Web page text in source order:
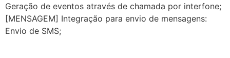
Geração de eventos através de chamada por interfone;
[MENSAGEM] Integração para envio de mensagens:
Envio de SMS;